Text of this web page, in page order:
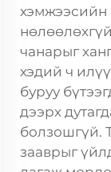
хэмжээсийн
чанарыг
хэдий ч
буруу
дээрх
болзошгүй.
зааврыг